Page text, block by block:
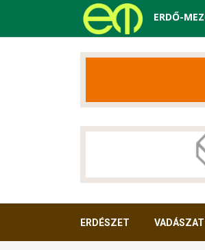
ERDŐ-
ERDÉSZET VADÁSZAT